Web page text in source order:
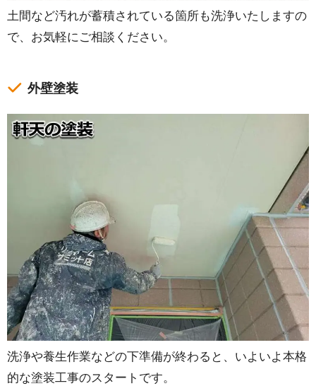
土間など汚れが蓄積されている箇所も洗浄いたしますの
で、お気軽にご相談ください。
外壁塗装
洗浄や養生作業などの下準備が終わると、いよいよ本格
的な塗装工事のスタートです。